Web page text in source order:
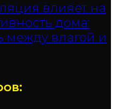
влияет на
дома:
между влагой и